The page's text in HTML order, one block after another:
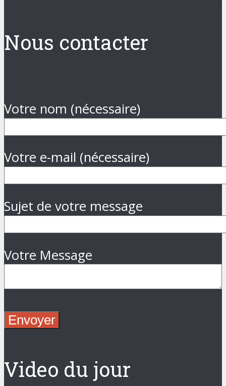
Nous contacter
Votre nom (nécessaire)
Votre e-mail (nécessaire)
Sujet de votre message
Votre Message
Video du jour